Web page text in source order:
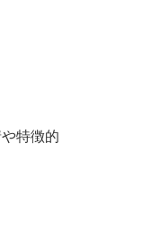
特徴的